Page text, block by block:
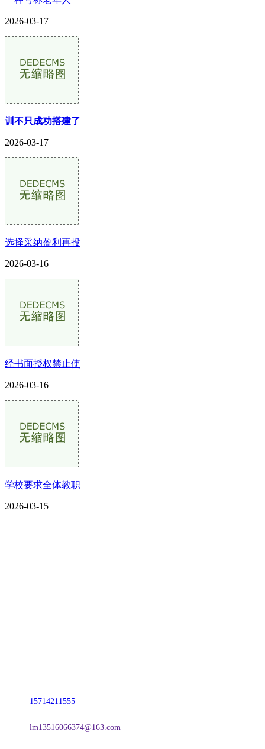
2026-03-17
训不只成功搭建了
2026-03-17
选择采纳盈利再投
2026-03-16
经书面授权禁止使
2026-03-16
学校要求全体教职
2026-03-15
15714211555
lm13516066374@163.com